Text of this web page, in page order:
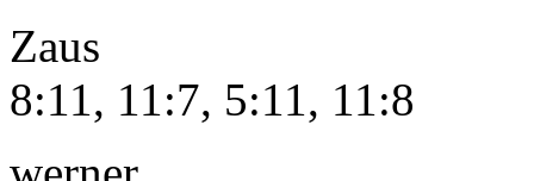
Zaus –
8:11, 11:7, 5:11, 11:8